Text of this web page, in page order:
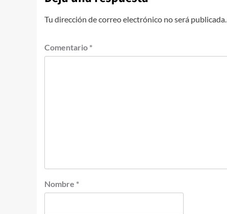
Tu dirección de correo electrónico no será publicada.
Comentario *
Nombre *